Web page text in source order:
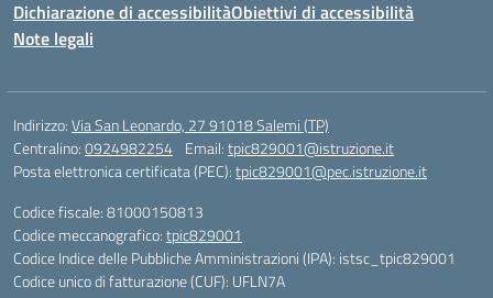
Dichiarazione di accessibilitàObiettivi di accessibilità
Note legali
Indirizzo:Via San Leonardo, 27 91018 Salemi (TP)
Centralino:0924982254 Email:tpic829001@istruzione.it
Posta elettronica certificata (PEC):tpic829001@pec.istruzione.it
Codice fiscale: 81000150813
Codice meccanografico:tpic829001
Codice Indice delle Pubbliche Amministrazioni (IPA): istsc_tpic829001
Codice unico di fatturazione (CUF): UFLN7A